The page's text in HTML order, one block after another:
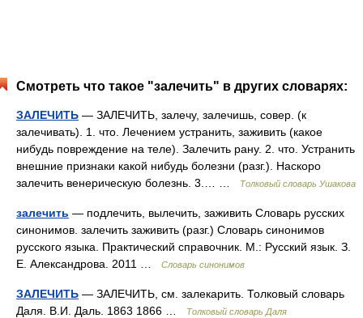
Смотреть что такое "залечить" в других словарях:
ЗАЛЕЧИТЬ — ЗАЛЕЧИТЬ, залечу, залечишь, совер. (к
залечивать). 1. что. Лечением устранить, заживить (какое
нибудь повреждение на теле). Залечить рану. 2. что. Устранить
внешние признаки какой нибудь болезни (разг.). Наскоро
залечить венерическую болезнь. 3.… …
Толковый словарь Ушакова
залечить — подлечить, вылечить, заживить Словарь русских
синонимов. залечить заживить (разг.) Словарь синонимов
русского языка. Практический справочник. М.: Русский язык. З.
Е. Александрова. 2011 …
Словарь синонимов
ЗАЛЕЧИТЬ — ЗАЛЕЧИТЬ, см. залекарить. Толковый словарь
Даля. В.И. Даль. 1863 1866 …
Толковый словарь Даля